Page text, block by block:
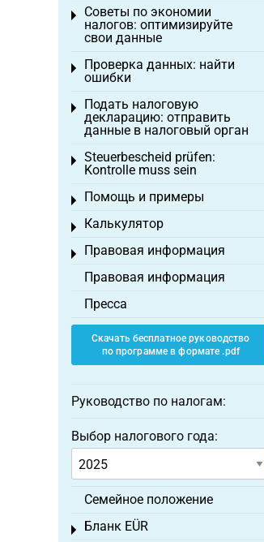
Советы по экономии
налогов: оптимизируйте
свои данные
Toggle menu
Проверка данных: найти
ошибки
Toggle menu
Подать налоговую
декларацию: отправить
данные в налоговый орган
Toggle menu
Steuerbescheid prüfen:
Kontrolle muss sein
Toggle menu
Помощь и примеры
Toggle menu
Калькулятор
Toggle menu
Правовая информация
Toggle menu
Правовая информация
Пресса
Скачать бесплатное руководство
по программе в формате .pdf
Руководство по налогам:
Выбор налогового года:
Семейное положение
Бланк EÜR
Toggle menu